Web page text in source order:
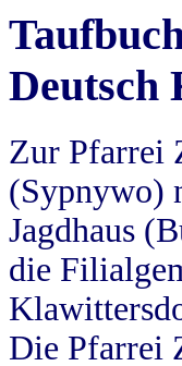
Deutsch
Zur Pfarrei
(Sypnywo)
Jagdhaus
die
Die Pfarrei